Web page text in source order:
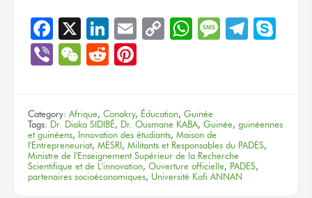
Facebook
X LinkedIn
EmailCopyWhatsApp
Message
ViberWeChat
Reddit
Category: Afrique, Conakry, Éducation, Guinée
Tags: Dr. Diaka SIDIBÉ, Dr. Ousmane KABA, Guinée, guinéennes
et guinéens, Innovation des étudiants, Maison de
l'Entrepreneuriat, MESRI , Militants et Responsables du PADES,
Ministre de l'Enseignement Supérieur de la Recherche
Scientifique et de L'innovation, Ouverture officielle, PADES,
partenaires socioéconomiques, Université Kofi ANNAN